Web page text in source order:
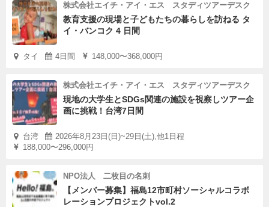
株式会社エイチ・アイ・エス スタディツアーデスク
教育支援の現場と子どもたちの暮らしを訪ねる タ
イ・バンコク 4 日間
タイ 4日間 148,000〜368,000円
株式会社エイチ・アイ・エス スタディツアーデスク
現地の大学生とSDGs関連の施設を視察しツアー企
画に挑戦！台湾7日間
台湾
2026年8月23日(日)~29日(土),他1日程
188,000〜296,000円
NPO法人 二枚目の名刺
【メンバー募集】福島12市町村ソーシャルコラボ
レーションプロジェクトvol.2